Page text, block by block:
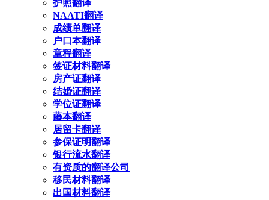
护照翻译
NAATI翻译
成绩单翻译
户口本翻译
章程翻译
签证材料翻译
房产证翻译
结婚证翻译
学位证翻译
藤本翻译
居留卡翻译
参保证明翻译
银行流水翻译
有资质的翻译公司
移民材料翻译
出国材料翻译